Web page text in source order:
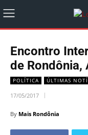
Encontro
de Rondônia,
POLÍTICA ÚLTIMAS
17/05/2017
By Mais Rondônia